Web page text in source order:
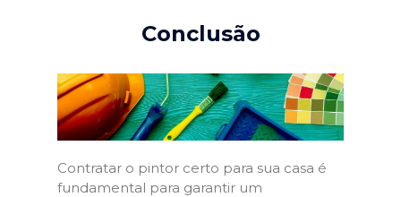
Conclusão
Contratar o pintor certo para sua casa é
fundamental para garantir um